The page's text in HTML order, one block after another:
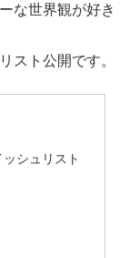
な世界観が好き
スト公開です。
シュリスト